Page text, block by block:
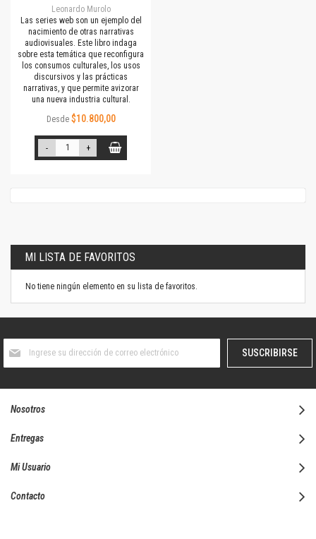
Leonardo Murolo
Las series web son un ejemplo del
nacimiento de otras narrativas
audiovisuales. Este libro indaga
sobre esta temática que reconfigura
los consumos culturales, los usos
discursivos y las prácticas
narrativas, y que permite avizorar
una nueva industria cultural.
Desde $10.800,00
- +
MI LISTA DE FAVORITOS
No tiene ningún elemento en su lista de favoritos.
boletín
SUSCRIBIRSE
Nosotros
Entregas
Mi Usuario
Contacto